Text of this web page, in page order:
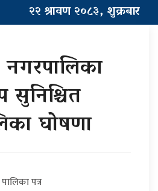
२२ श्रावण २०८३, शुक्रबार
सुनिश्चित
घोषणा
पालिका पत्र